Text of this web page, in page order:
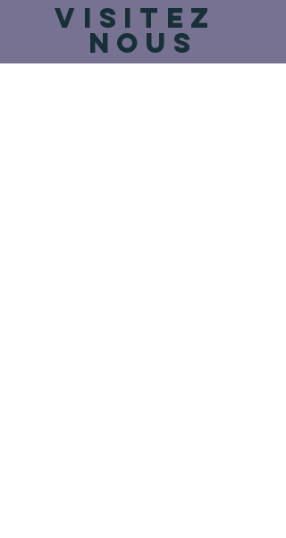
VISITEZ
NOUS